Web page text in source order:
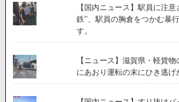
【国内ニュース】駅員に注
鉄”、駅員の胸倉をつかむ暴
す。
【ニュース】滋賀県・軽貨
にあおり運転の末にひき逃げ